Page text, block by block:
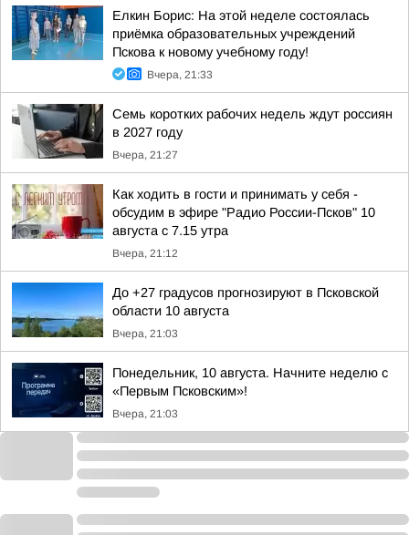
Елкин Борис: На этой неделе состоялась
приёмка образовательных учреждений
Пскова к новому учебному году!
Вчера, 21:33
Семь коротких рабочих недель ждут россиян
в 2027 году
Вчера, 21:27
Как ходить в гости и принимать у себя -
обсудим в эфире "Радио России-Псков" 10
августа с 7.15 утра
Вчера, 21:12
До +27 градусов прогнозируют в Псковской
области 10 августа
Вчера, 21:03
Понедельник, 10 августа. Начните неделю с
«Первым Псковским»!
Вчера, 21:03